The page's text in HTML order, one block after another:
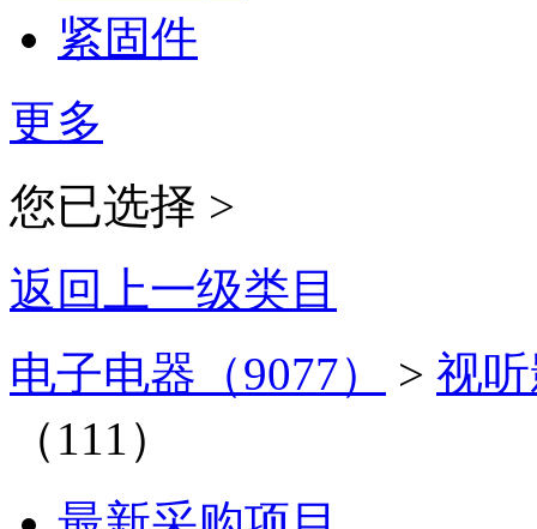
紧固件
更多
您已选择 >
返回上一级类目
电子电器（9077）
> 视
（111）